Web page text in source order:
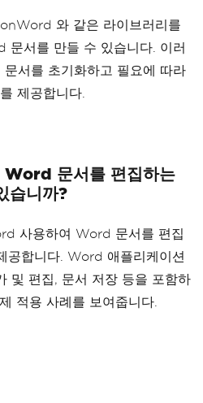
와 같은 라이브러리를
서를 만들 수 있습니다. 이러
서를 초기화하고 필요에 따라
제공합니다.
문서를 편집하는
습니까?
사용하여 Word 문서를 편집
공합니다. Word 애플리케이션
및 편집, 문서 저장 등을 포함하
적용 사례를 보여줍니다.